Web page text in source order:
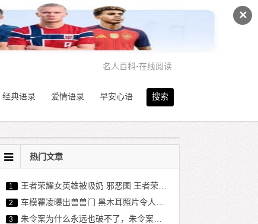
✕
名人百科·在线阅读
搜索
经典语录 爱情语录 早安心语
热门文章
1 王者荣耀女英雄被吸奶 邪恶图 王者荣耀女英雄福利图
2 车模瞿凌曝出兽兽门 黑木耳照片令人咋舌
3 朱令案为什么永远也破不了，朱令案同宿舍的人现状